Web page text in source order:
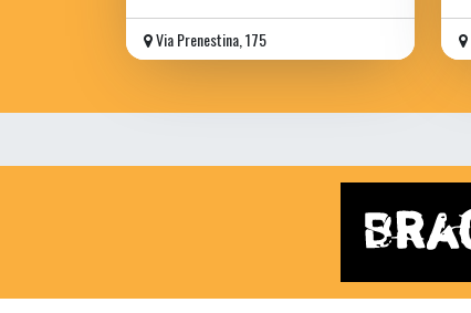
Via Prenestina, 175